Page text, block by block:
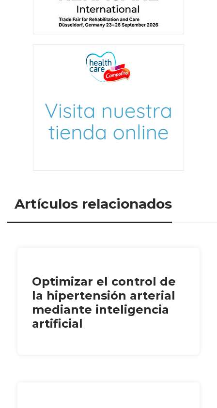
Artículos relacionados
Optimizar el control de
la hipertensión arterial
mediante inteligencia
artificial